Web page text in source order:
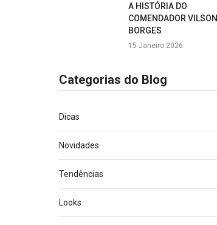
A HISTÓRIA DO
COMENDADOR VILSON
BORGES
15 Janeiro 2026
Categorias do Blog
Dicas
Novidades
Tendências
Looks